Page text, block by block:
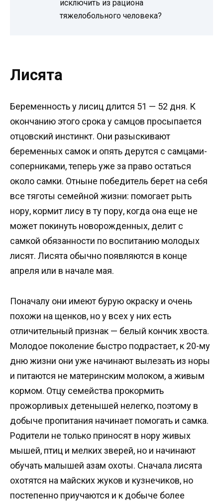
исключить из рациона
тяжелобольного человека?
Лисята
Беременность у лисиц длится 51 — 52 дня. К
окончанию этого срока у самцов просыпается
отцовский инстинкт. Они разыскивают
беременных самок и опять дерутся с самцами-
соперниками, теперь уже за право остаться
около самки. Отныне победитель берет на себя
все тяготы семейной жизни: помогает рыть
нору, кормит лису в ту пору, когда она еще не
может покинуть новорожденных, делит с
самкой обязанности по воспитанию молодых
лисят. Лисята обычно появляются в конце
апреля или в начале мая.
Поначалу они имеют бурую окраску и очень
похожи на щенков, но у всех у них есть
отличительный признак — белый кончик хвоста.
Молодое поколение быстро подрастает, к 20-му
дню жизни они уже начинают вылезать из норы
и питаются не материнским молоком, а живым
кормом. Отцу семейства прокормить
прожорливых детенышей нелегко, поэтому в
добыче пропитания начинает помогать и самка.
Родители не только приносят в нору живых
мышей, птиц и мелких зверей, но и начинают
обучать малышей азам охоты. Сначала лисята
охотятся на майских жуков и кузнечиков, но
постепенно приучаются и к добыче более